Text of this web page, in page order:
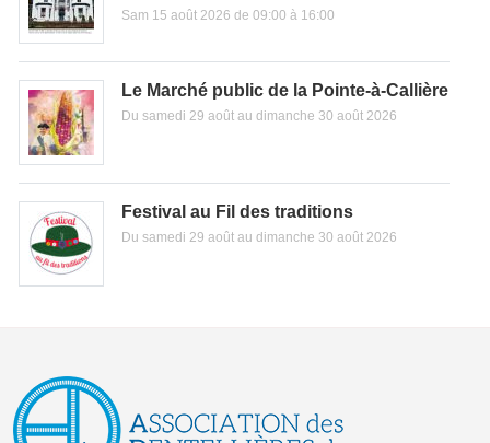
Sam 15 août 2026 de 09:00 à 16:00
Le Marché public de la Pointe-à-Callière
Du samedi 29 août au dimanche 30 août 2026
Festival au Fil des traditions
Du samedi 29 août au dimanche 30 août 2026